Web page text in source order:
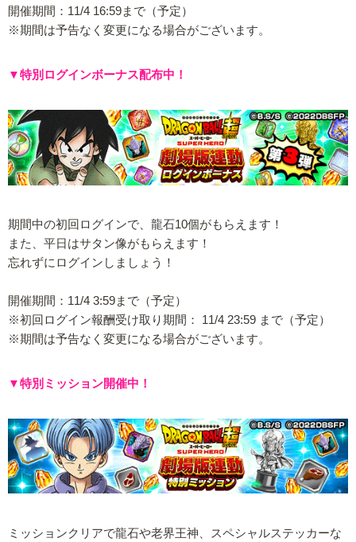
開催期間：11/4 16:59まで（予定）
※期間は予告なく変更になる場合がございます。
▼特別ログインボーナス配布中！
期間中の初回ログインで、龍石10個がもらえます！
また、平日はサタン像がもらえます！
忘れずにログインしましょう！
開催期間：11/4 3:59まで（予定）
※初回ログイン報酬受け取り期間： 11/4 23:59 まで（予定）
※期間は予告なく変更になる場合がございます。
▼特別ミッション開催中！
ミッションクリアで龍石や老界王神、スペシャルステッカーな